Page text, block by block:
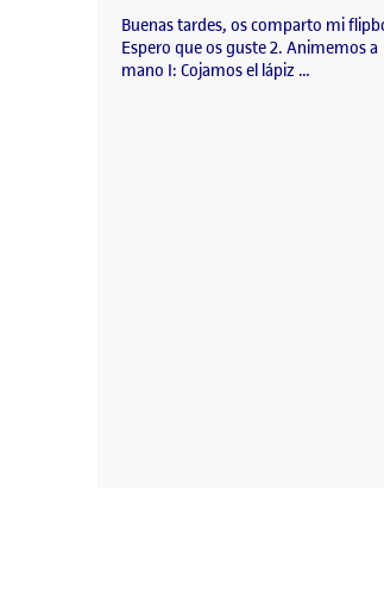
Buenas tardes, os comparto mi
Espero que os guste 2. Animemos a
mano I: Cojamos el lápiz …